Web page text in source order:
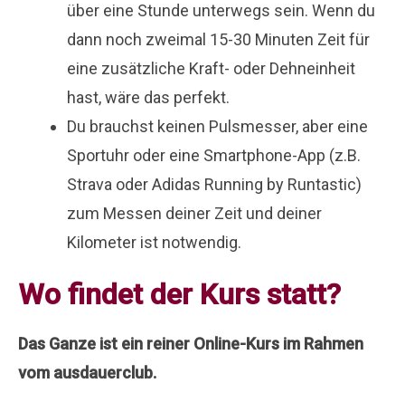
über eine Stunde unterwegs sein. Wenn du
dann noch zweimal 15-30 Minuten Zeit für
eine zusätzliche Kraft- oder Dehneinheit
hast, wäre das perfekt.
Du brauchst keinen Pulsmesser, aber eine
Sportuhr oder eine Smartphone-App (z.B.
Strava oder Adidas Running by Runtastic)
zum Messen deiner Zeit und deiner
Kilometer ist notwendig.
Wo findet der Kurs statt?
Das Ganze ist ein reiner Online-Kurs im Rahmen
vom ausdauerclub.